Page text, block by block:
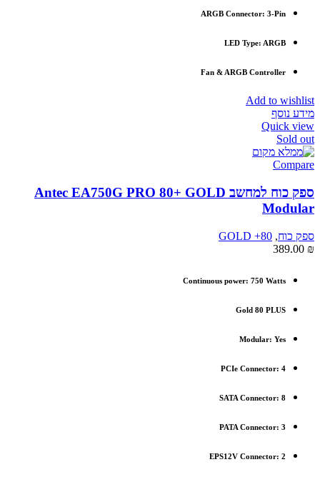
ARGB Connector: 3-Pin
LED Type: ARGB
Fan & ARGB Controller
Add to wishlist
מידע נוסף
Quick view
Sold out
Compare
ספק כוח למחשב Antec EA750G PRO 80+ GOLD
Modular
ספק כוח,
80+ GOLD
389.00 ₪
Continuous power: 750 Watts
Gold 80 PLUS
Modular: Yes
PCIe Connector: 4
SATA Connector: 8
PATA Connector: 3
EPS12V Connector: 2